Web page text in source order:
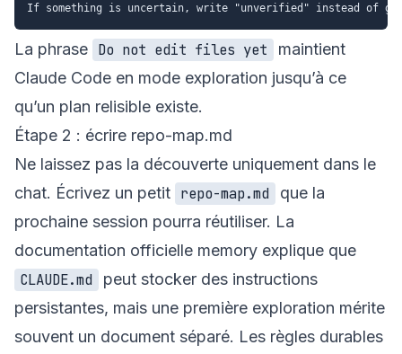
La phrase Do not edit files yet
maintient
Claude Code en mode exploration jusqu’à ce
qu’un plan relisible existe.
Étape 2 : écrire repo-map.md
Ne laissez pas la découverte uniquement dans le
chat. Écrivez un petit repo-map.md
que la
prochaine session pourra réutiliser. La
documentation officielle memory explique que
CLAUDE.md
peut stocker des instructions
persistantes, mais une première exploration mérite
souvent un document séparé. Les règles durables